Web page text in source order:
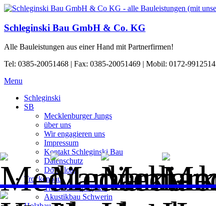
Schleginski Bau GmbH & Co. KG
Alle Bauleistungen aus einer Hand mit Partnerfirmen!
Tel: 0385-20051468 | Fax: 0385-20051469 | Mobil: 0172-9912514
Menu
Schleginski
SB
Mecklenburger Jungs
über uns
Wir engagieren uns
Impressum
Kontakt Schleginski Bau
Datenschutz
Download
Trockenbau
Trockenbauprojekte
Akustikbau Schwerin